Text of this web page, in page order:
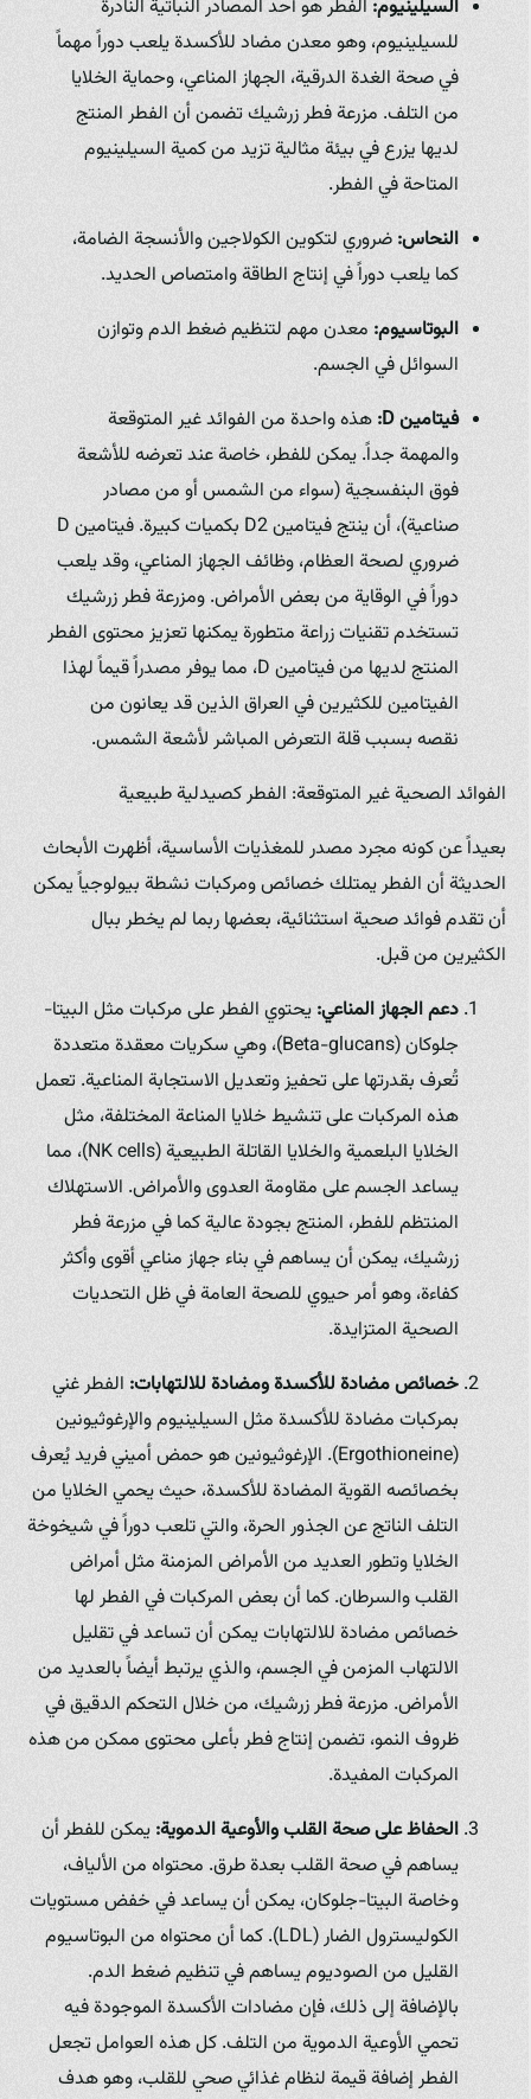
السيلينيوم:الفطر هو أحد المصادر النباتية النادرة
للسيلينيوم، وهو معدن مضاد للأكسدة يلعب دوراً مهماً
في صحة الغدة الدرقية، الجهاز المناعي، وحماية الخلايا
من التلف. مزرعة فطر زرشيك تضمن أن الفطر المنتج
لديها يزرع في بيئة مثالية تزيد من كمية السيلينيوم
المتاحة في الفطر.
النحاس:ضروري لتكوين الكولاجين والأنسجة الضامة،
كما يلعب دوراً في إنتاج الطاقة وامتصاص الحديد.
البوتاسيوم:معدن مهم لتنظيم ضغط الدم وتوازن
السوائل في الجسم.
فيتامين D:
هذه واحدة من الفوائد غير المتوقعة
والمهمة جداً. يمكن للفطر، خاصة عند تعرضه للأشعة
فوق البنفسجية (سواء من الشمس أو من مصادر
صناعية)، أن ينتج فيتامين D2 بكميات كبيرة. فيتامين D
ضروري لصحة العظام، وظائف الجهاز المناعي، وقد يلعب
دوراً في الوقاية من بعض الأمراض. ومزرعة فطر زرشيك
تستخدم تقنيات زراعة متطورة يمكنها تعزيز محتوى الفطر
المنتج لديها من فيتامين D، مما يوفر مصدراً قيماً لهذا
الفيتامين للكثيرين في العراق الذين قد يعانون من
نقصه بسبب قلة التعرض المباشر لأشعة الشمس.
الفوائد الصحية غير المتوقعة: الفطر كصيدلية طبيعية
بعيداً عن كونه مجرد مصدر للمغذيات الأساسية، أظهرت الأبحاث
الحديثة أن الفطر يمتلك خصائص ومركبات نشطة بيولوجياً يمكن
أن تقدم فوائد صحية استثنائية، بعضها ربما لم يخطر ببال
الكثيرين من قبل.
دعم الجهاز المناعي:يحتوي الفطر على مركبات مثل البيتا-
جلوكان (Beta-glucans)، وهي سكريات معقدة متعددة
تُعرف بقدرتها على تحفيز وتعديل الاستجابة المناعية. تعمل
هذه المركبات على تنشيط خلايا المناعة المختلفة، مثل
الخلايا البلعمية والخلايا القاتلة الطبيعية (NK cells)، مما
يساعد الجسم على مقاومة العدوى والأمراض. الاستهلاك
المنتظم للفطر، المنتج بجودة عالية كما في مزرعة فطر
زرشيك، يمكن أن يساهم في بناء جهاز مناعي أقوى وأكثر
كفاءة، وهو أمر حيوي للصحة العامة في ظل التحديات
الصحية المتزايدة.
خصائص مضادة للأكسدة ومضادة للالتهابات:الفطر غني
بمركبات مضادة للأكسدة مثل السيلينيوم والإرغوثيونين
(Ergothioneine). الإرغوثيونين هو حمض أميني فريد يُعرف
بخصائصه القوية المضادة للأكسدة، حيث يحمي الخلايا من
التلف الناتج عن الجذور الحرة، والتي تلعب دوراً في شيخوخة
الخلايا وتطور العديد من الأمراض المزمنة مثل أمراض
القلب والسرطان. كما أن بعض المركبات في الفطر لها
خصائص مضادة للالتهابات يمكن أن تساعد في تقليل
الالتهاب المزمن في الجسم، والذي يرتبط أيضاً بالعديد من
الأمراض. مزرعة فطر زرشيك، من خلال التحكم الدقيق في
ظروف النمو، تضمن إنتاج فطر بأعلى محتوى ممكن من هذه
المركبات المفيدة.
الحفاظ على صحة القلب والأوعية الدموية:يمكن للفطر أن
يساهم في صحة القلب بعدة طرق. محتواه من الألياف،
وخاصة البيتا-جلوكان، يمكن أن يساعد في خفض مستويات
الكوليسترول الضار (LDL). كما أن محتواه من البوتاسيوم
القليل من الصوديوم يساهم في تنظيم ضغط الدم.
بالإضافة إلى ذلك، فإن مضادات الأكسدة الموجودة فيه
تحمي الأوعية الدموية من التلف. كل هذه العوامل تجعل
الفطر إضافة قيمة لنظام غذائي صحي للقلب، وهو هدف